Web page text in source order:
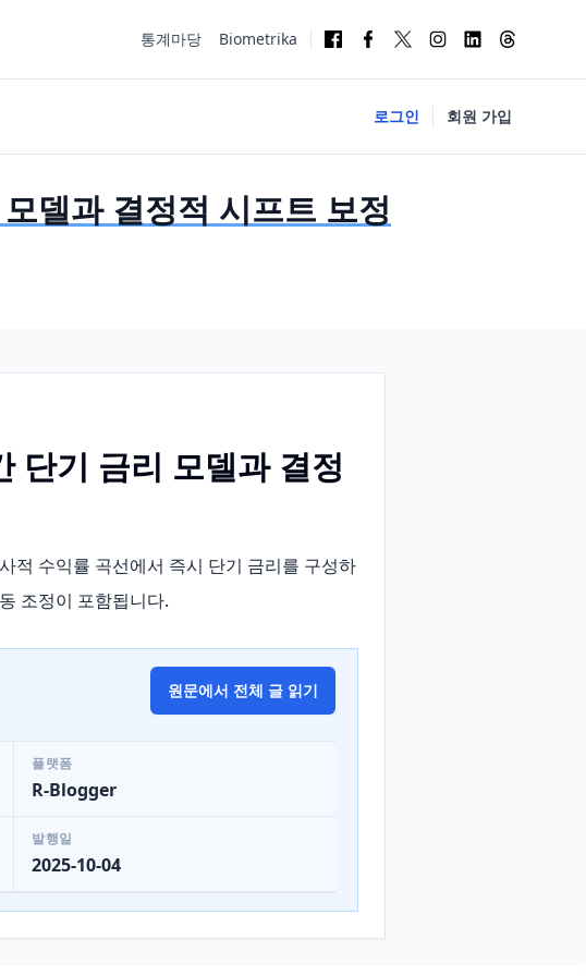
통계마당 Biometrika
로그인 회원 가입
델과 결정적 시프트 보정
단기 금리 모델과 결정
적 수익률 곡선에서 즉시 단기 금리를 구성하
조정이 포함됩니다.
원문에서 전체 글 읽기
플랫폼
R-Blogger
발행일
2025-10-04